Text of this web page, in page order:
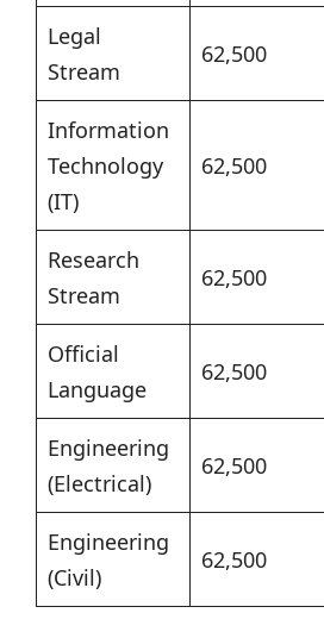
Legal
Stream
62,500
Information
Technology
(IT)
62,500
Research
Stream
62,500
Official
Language
62,500
Engineering
(Electrical)
62,500
Engineering
(Civil)
62,500